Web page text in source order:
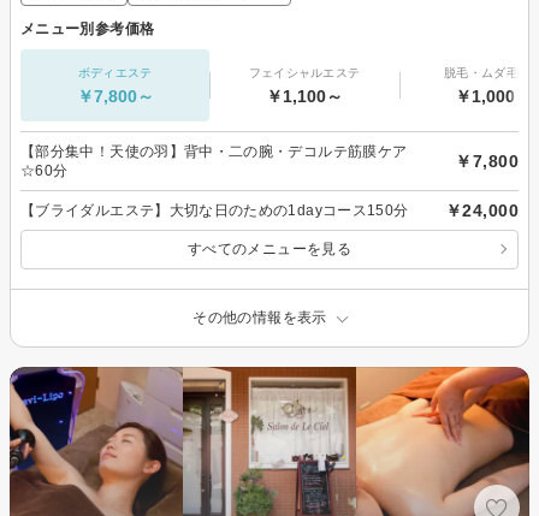
メニュー別参考価格
ボディエステ
￥7,800～
フェイシャルエステ
￥1,100～
脱毛・ムダ毛処
￥1,000～
【部分集中！天使の羽】背中・二の腕・デコルテ筋膜ケア
☆60分
￥7,800
【ブライダルエステ】大切な日のための1dayコース150分 ￥24,000
すべてのメニューを見る
その他の情報を表示